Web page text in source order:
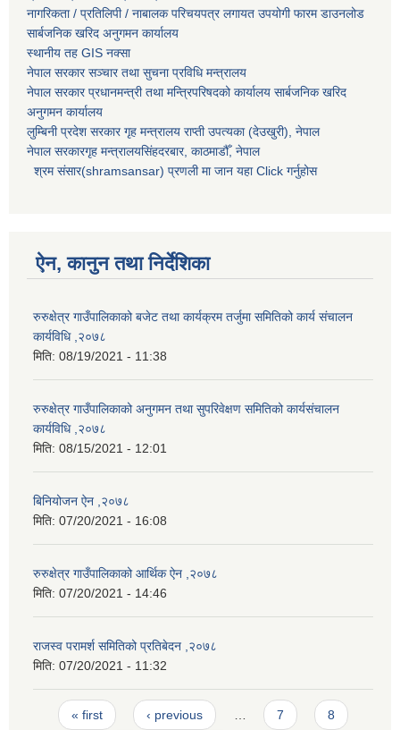
नागरिकता / प्रतिलिपी / नाबालक परिचयपत्र लगायत उपयोगी फारम डाउनलोड
सार्बजनिक खरिद अनुगमन कार्यालय
स्थानीय तह GIS नक्सा
नेपाल सरकारसञ्चार तथा सुचना प्रविधि मन्त्रालय
नेपाल सरकार प्रधानमन्त्री तथा मन्त्रिपरिषदको कार्यालय सार्बजनिक खरिद
अनुगमन कार्यालय
लुम्बिनी प्रदेश सरकार गृह मन्त्रालय राप्ती उपत्यका (देउखुरी), नेपाल
नेपाल सरकारगृह मन्त्रालयसिंहदरबार, काठमाडौँ, नेपाल
श्रम संसार(shramsansar) प्रणली मा जान यहा Click गर्नुहोस
ऐन, कानुन तथा निर्देशिका
रुरुक्षेत्र गाउँपालिकाको बजेट तथा कार्यक्रम तर्जुमा समितिको कार्य संचालन
कार्यविधि ,२०७८
मिति: 08/19/2021 - 11:38
रुरुक्षेत्र गाउँपालिकाको अनुगमन तथा सुपरिवेक्षण समितिको कार्यसंचालन
कार्यविधि ,२०७८
मिति: 08/15/2021 - 12:01
बिनियोजन ऐन ,२०७८
मिति: 07/20/2021 - 16:08
रुरुक्षेत्र गाउँपालिकाको आर्थिक ऐन ,२०७८
मिति: 07/20/2021 - 14:46
राजस्व परामर्श समितिको प्रतिबेदन ,२०७८
मिति: 07/20/2021 - 11:32
Pages
« first ‹ previous 7 8